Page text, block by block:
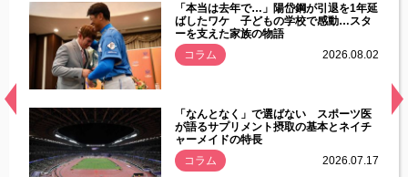
常
「本当は去年で…」陽岱鋼が引退を1年延
ばしたワケ 子どもの学校で感動…スタ
ーを支えた家族の物語
コラム
2026.08.02
「なんとなく」で選ばない スポーツ医
が語るサプリメント摂取の基本とネイチ
ャーメイドの特長
コラム
2026.07.17